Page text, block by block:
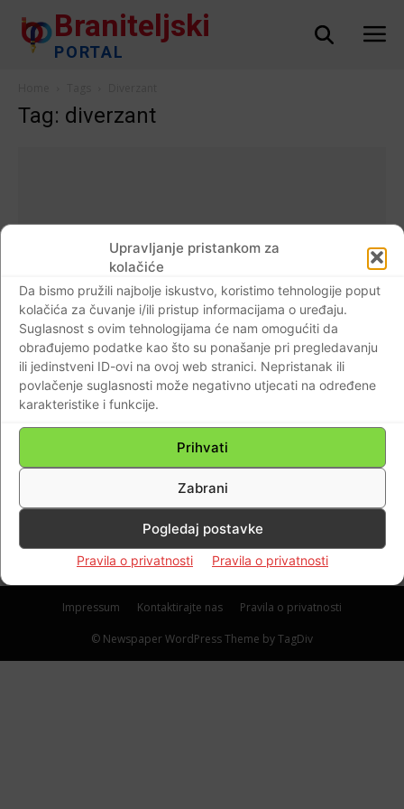
Upravljanje pristankom za
kolačiće
Da bismo pružili najbolje iskustvo, koristimo tehnologije poput
kolačića za čuvanje i/ili pristup informacijama o uređaju.
Suglasnost s ovim tehnologijama će nam omogućiti da
obrađujemo podatke kao što su ponašanje pri pregledavanju
ili jedinstveni ID-ovi na ovoj web stranici. Nepristanak ili
povlačenje suglasnosti može negativno utjecati na određene
karakteristike i funkcije.
Prihvati
Zabrani
Pogledaj postavke
Pravila o privatnosti Pravila o privatnosti
Braniteljski
PORTAL
Tag: diverzant
AKTUALNO
FOTO: Svoje ljude je poslao u bunker, a
Goran je pod granatama pokušao spasiti
ranjenog suborca…Ivica je bio pogođen
gelerom u glavu te se nalazio u vrlo teškom
Braniteljski portal
Impressum Kontaktirajte nas Pravila o privatnosti
© Newspaper WordPress Theme by TagDiv